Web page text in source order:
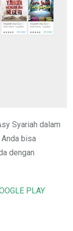
Syariah dalam
bisa
dengan
PLAY